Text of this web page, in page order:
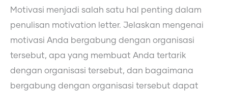
Motivasi menjadi salah satu hal penting dalam
penulisan motivation letter. Jelaskan mengenai
motivasi Anda bergabung dengan organisasi
tersebut, apa yang membuat Anda tertarik
dengan organisasi tersebut, dan bagaimana
bergabung dengan organisasi tersebut dapat